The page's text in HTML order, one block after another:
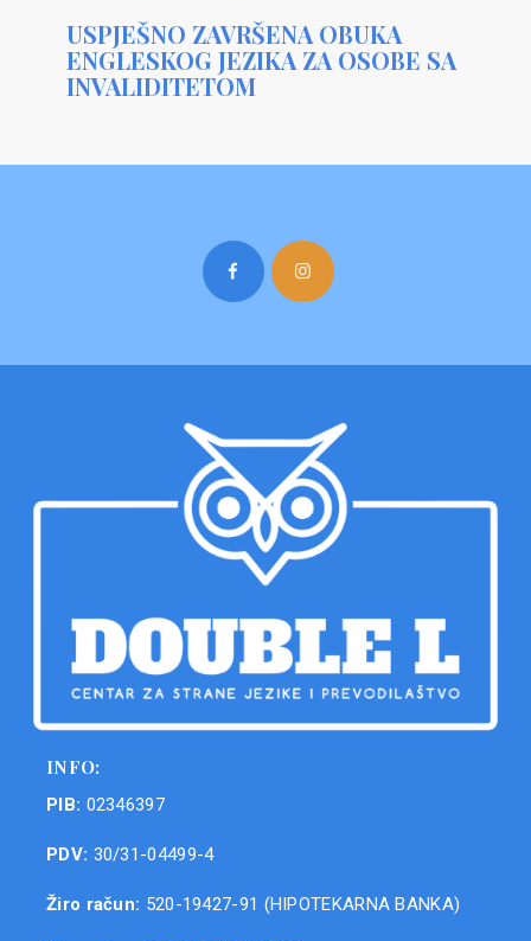
USPJEŠNO ZAVRŠENA OBUKA
ENGLESKOG JEZIKA ZA OSOBE SA
INVALIDITETOM
INFO:
PIB: 02346397
PDV: 30/31-04499-4
Žiro račun: 520-19427-91 (HIPOTEKARNA BANKA)